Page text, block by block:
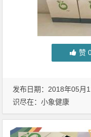
赞
发布日期：2018年05月
识尽在：小象健康